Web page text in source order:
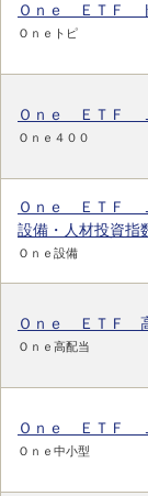
Ｏｎｅ ＥＴＦ
Ｏｎｅトピ
Ｏｎｅ ＥＴＦ
Ｏｎｅ４００
Ｏｎｅ ＥＴＦ
設備・人材投資指
Ｏｎｅ設備
Ｏｎｅ ＥＴＦ
Ｏｎｅ高配当
Ｏｎｅ ＥＴＦ
Ｏｎｅ中小型